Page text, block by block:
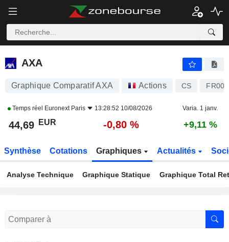
AXA
AXA
Graphique Comparatif AXA Actions CS
Temps réel Euronext Paris 13:28:52 10/08/2026 Varia. 1 janv.
44,69 EUR -0,80 % +9,11 %
Synthèse Cotations Graphiques Actualités
Analyse Technique Graphique Statique Graphique Total